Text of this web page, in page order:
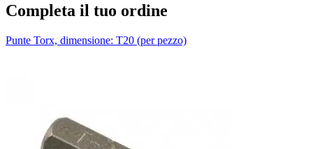
Completa il tuo ordine
Punte Torx, dimensione: T20 (per pezzo)